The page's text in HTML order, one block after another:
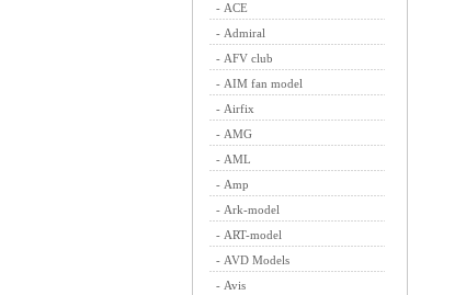
- ACE
- Admiral
- AFV club
- AIM fan model
- Airfix
- AMG
- AML
- Amp
- Ark-model
- ART-model
- AVD Models
- Avis